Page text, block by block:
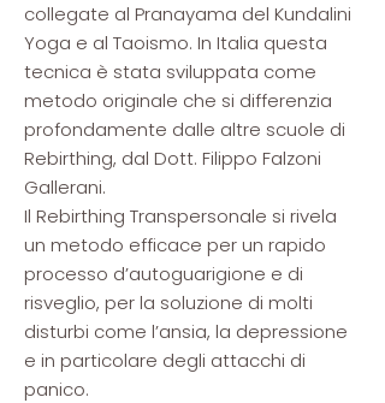
collegate al Pranayama del Kundalini
Yoga e al Taoismo. In Italia questa
tecnica è stata sviluppata come
metodo originale che si differenzia
profondamente dalle altre scuole di
Rebirthing, dal Dott. Filippo Falzoni
Gallerani.
Il Rebirthing Transpersonale si rivela
un metodo efficace per un rapido
processo d’autoguarigione e di
risveglio, per la soluzione di molti
disturbi come l’ansia, la depressione
e in particolare degli attacchi di
panico.